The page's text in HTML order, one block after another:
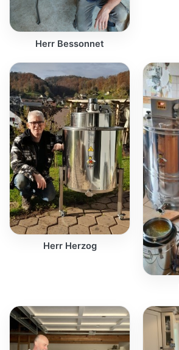
Herr Bessonnet
Herr Herzog